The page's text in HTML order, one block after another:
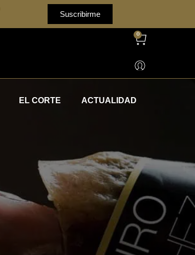
Suscribirme
0
EL CORTE ACTUALIDAD